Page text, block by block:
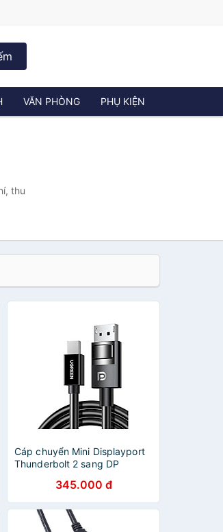
VĂN PHÒNG PHỤ KIỆN
thu
Cáp chuyển Mini Displayport
Thunderbolt 2 sang DP
1.5M 8k60hz 4k144hz
2k240hz Màu Đen Hàng chính
hãng
345.000 đ